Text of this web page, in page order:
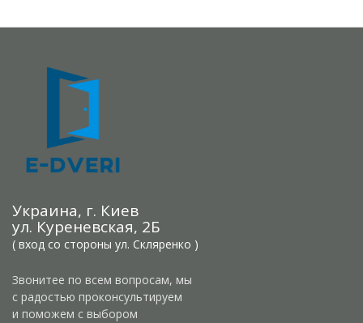
Украина, г. Киев
ул. Куреневская, 2Б
( вход со стороны ул. Скляренко )
Звонитее по всем вопросам, мы
с радостью проконсультируем
и поможем с выбором